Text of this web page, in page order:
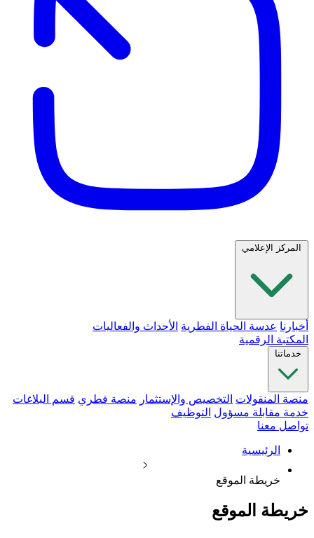
المركز الإعلامي
أخبارنا عدسة الحياة الفطرية الأحداث والفعاليات
المكتبة الرقمية
خدماتنا
منصة المنقولات التخصيص والإستثمار منصة فطري قسم البلاغات
خدمة مقابلة مسؤول التوظيف
تواصل معنا
الرئيسية
خريطة الموقع
خريطة الموقع